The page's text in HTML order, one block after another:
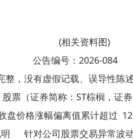
(相关资料图)
公告编号：2026-084
整，没有虚假记载、误导
股票（证券简称：ST棕榈，
格涨幅偏离值累计超过
针对公司股票交易异常波动